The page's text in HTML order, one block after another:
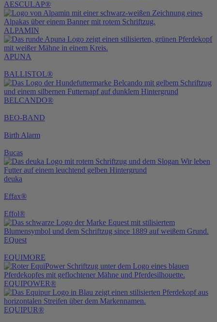
AESCULAP®
ALPAMIN
APUNA
BALLISTOL®
BELCANDO®
BEO-BAND
Birth Alarm
Bucas
deuka
Effax®
Effol®
EQuest
EQUIMORE
EQUIPOWER®
EQUIPUR®